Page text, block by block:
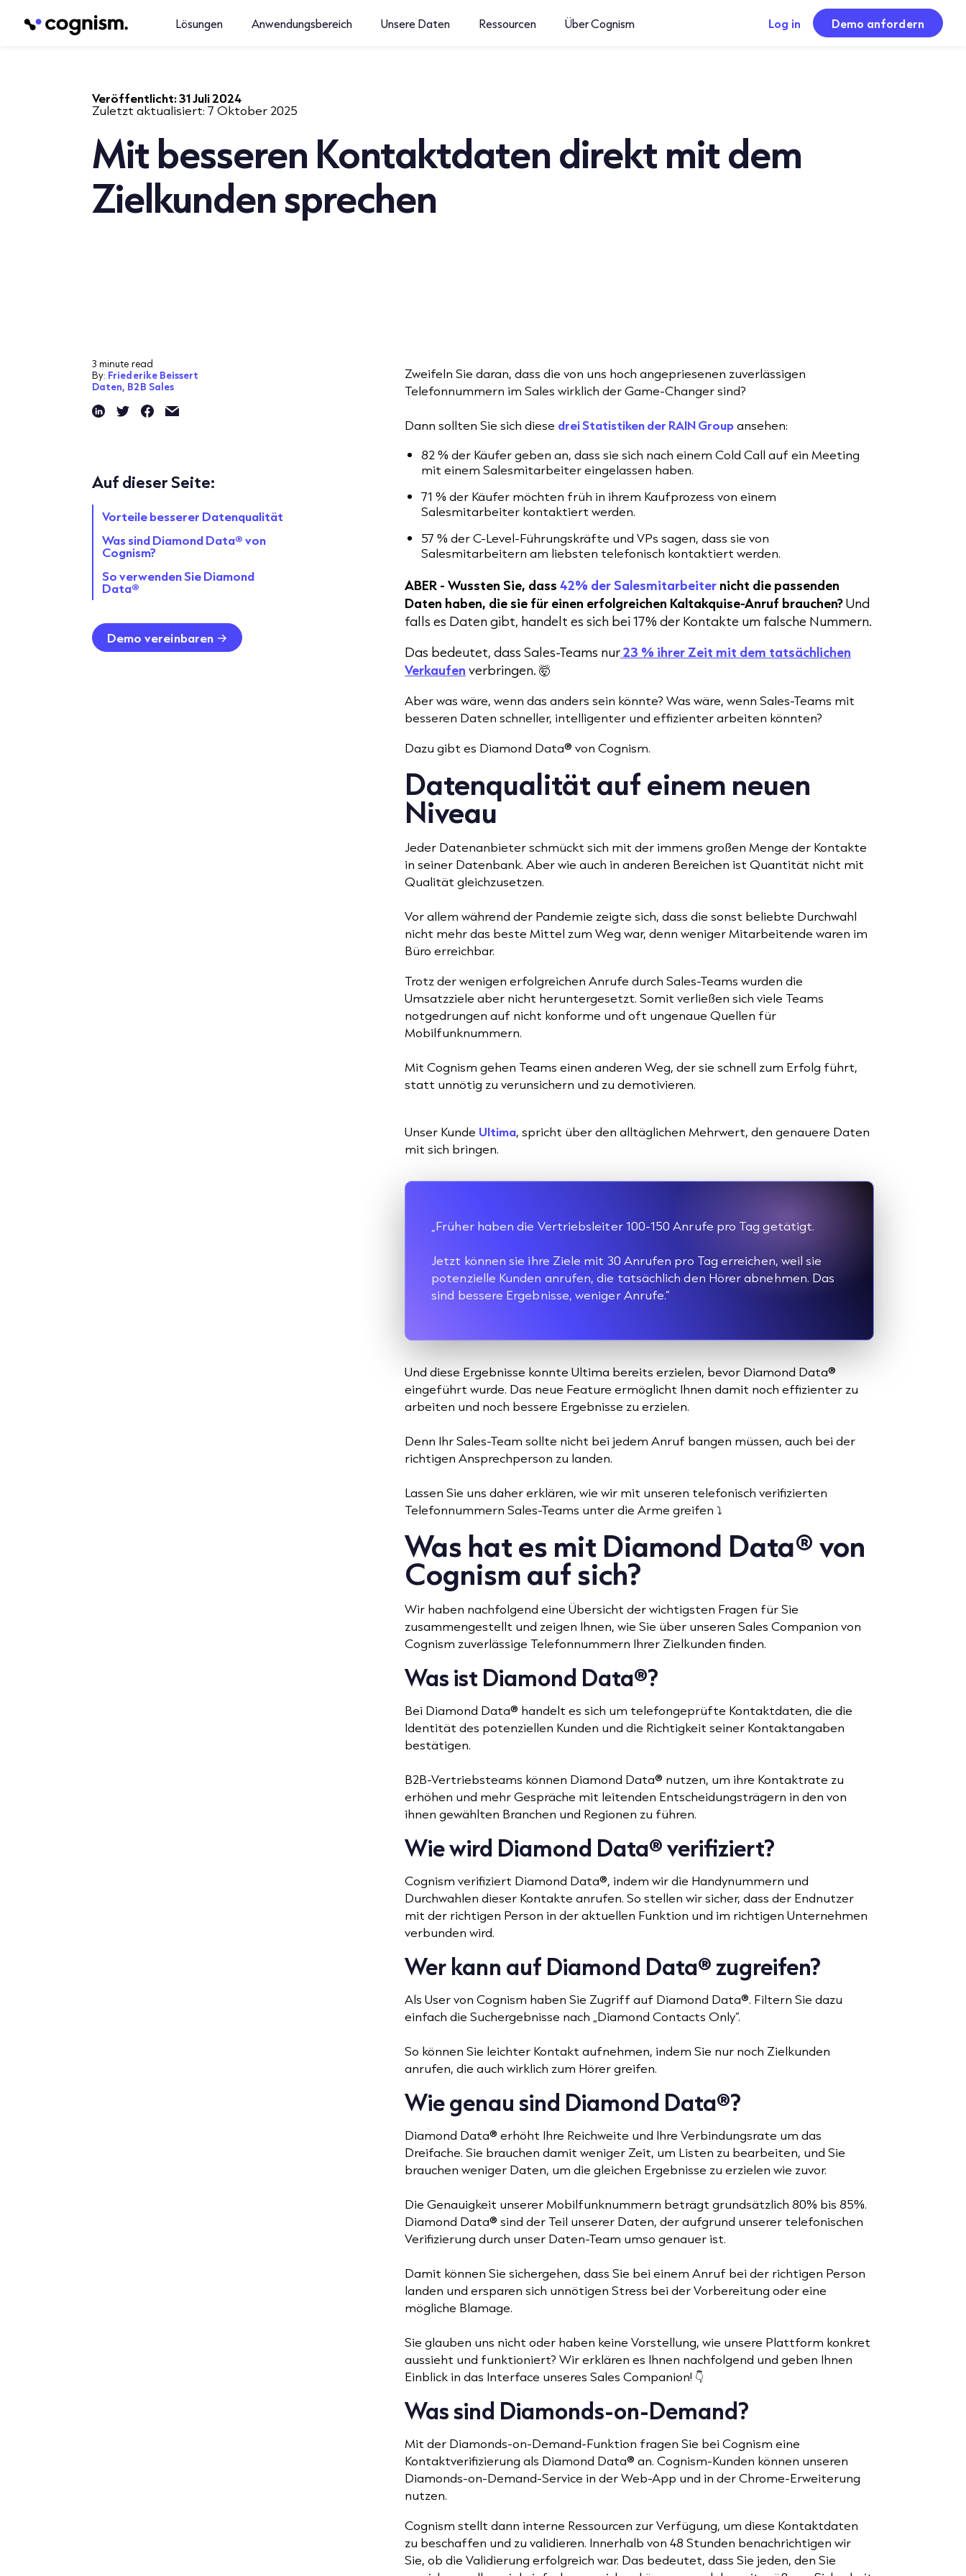
Lösungen Anwendungsbereich Unsere Daten Ressourcen Über Cognism Log in Demo anfordern
Veröffentlicht:31 Juli 2024
Zuletzt aktualisiert: 7 Oktober 2025
Mit besseren Kontaktdaten direkt mit dem
Zielkunden sprechen
3 minute read
By: Friederike Beissert
Daten, B2B Sales
Auf dieser Seite:
Vorteile besserer Datenqualität
Was sind Diamond Data® von
Cognism?
So verwenden Sie Diamond
Data®
Demo vereinbaren
Zweifeln Sie daran, dass die von uns hoch angepriesenen zuverlässigen
Telefonnummern im Sales wirklich der Game-Changer sind?
Dann sollten Sie sich diese drei Statistiken der RAIN Groupansehen:
82 % der Käufer geben an, dass sie sich nach einem Cold Call auf ein Meeting
mit einem Salesmitarbeiter eingelassen haben.
71 % der Käufer möchten früh in ihrem Kaufprozess von einem
Salesmitarbeiter kontaktiert werden.
57 % der C-Level-Führungskräfte und VPs sagen, dass sie von
Salesmitarbeitern am liebsten telefonisch kontaktiert werden.
ABER -Wussten Sie, dass42% der Salesmitarbeiter nicht die passenden
Daten haben, die sie für einen erfolgreichen Kaltakquise-Anruf brauchen?Und
falls es Daten gibt, handelt es sich bei 17% der Kontakte um falsche Nummern.
Das bedeutet, dass Sales-Teams nur23 % ihrer Zeit mit dem tatsächlichen
Verkaufen verbringen. 🤯
Aber was wäre, wenn das anders sein könnte? Was wäre, wenn Sales-Teams mit
besseren Daten schneller, intelligenter und effizienter arbeiten könnten?
Dazu gibt es Diamond Data® von Cognism.
Datenqualität auf einem neuen
Niveau
Jeder Datenanbieter schmückt sich mit der immens großen Menge der Kontakte
in seiner Datenbank. Aber wie auch in anderen Bereichen ist Quantität nicht mit
Qualität gleichzusetzen.
Vor allem während der Pandemie zeigte sich, dass die sonst beliebte Durchwahl
nicht mehr das beste Mittel zum Weg war, denn weniger Mitarbeitende waren im
Büro erreichbar.
Trotz der wenigen erfolgreichen Anrufe durch Sales-Teams wurden die
Umsatzziele aber nicht heruntergesetzt. Somit verließen sich viele Teams
notgedrungen auf nicht konforme und oft ungenaue Quellen für
Mobilfunknummern.
Mit Cognism gehen Teams einen anderen Weg, der sie schnell zum Erfolg führt,
statt unnötig zu verunsichern und zu demotivieren.
Unser Kunde Ultima, spricht über den alltäglichen Mehrwert, den genauere Daten
mit sich bringen.
„Früher haben die Vertriebsleiter 100-150 Anrufe pro Tag getätigt.
Jetzt können sie ihre Ziele mit 30 Anrufen pro Tag erreichen, weil sie
potenzielle Kunden anrufen, die tatsächlich den Hörer abnehmen. Das
sind bessere Ergebnisse, weniger Anrufe.“
Und diese Ergebnisse konnte Ultima bereits erzielen, bevor Diamond Data®
eingeführt wurde. Das neue Feature ermöglicht Ihnen damit noch effizienter zu
arbeiten und noch bessere Ergebnisse zu erzielen.
Denn Ihr Sales-Team sollte nicht bei jedem Anruf bangen müssen, auch bei der
richtigen Ansprechperson zu landen.
Lassen Sie uns daher erklären, wie wir mit unseren telefonisch verifizierten
Telefonnummern Sales-Teams unter die Arme greifen ⤵️
Was hat es mit Diamond Data® von
Cognism auf sich?
Wir haben nachfolgend eine Übersicht der wichtigsten Fragen für Sie
zusammengestellt und zeigen Ihnen, wie Sie über unseren Sales Companion von
Cognism zuverlässige Telefonnummern Ihrer Zielkunden finden.
Was ist Diamond Data®?
Bei Diamond Data® handelt es sich um telefongeprüfte Kontaktdaten, die die
Identität des potenziellen Kunden und die Richtigkeit seiner Kontaktangaben
bestätigen.
B2B-Vertriebsteams können Diamond Data® nutzen, um ihre Kontaktrate zu
erhöhen und mehr Gespräche mit leitenden Entscheidungsträgern in den von
ihnen gewählten Branchen und Regionen zu führen.
Wie wird Diamond Data® verifiziert?
Cognism verifiziert Diamond Data®, indem wir die Handynummern und
Durchwahlen dieser Kontakte anrufen. So stellen wir sicher, dass der Endnutzer
mit der richtigen Person in der aktuellen Funktion und im richtigen Unternehmen
verbunden wird.
Wer kann auf Diamond Data® zugreifen?
Als User von Cognism haben Sie Zugriff auf Diamond Data®. Filtern Sie dazu
einfach die Suchergebnisse nach „Diamond Contacts Only“.
So können Sie leichter Kontakt aufnehmen, indem Sie nur noch Zielkunden
anrufen, die auch wirklich zum Hörer greifen.
Wie genau sind Diamond Data®?
Diamond Data® erhöht Ihre Reichweite und Ihre Verbindungsrate um das
Dreifache. Sie brauchen damit weniger Zeit, um Listen zu bearbeiten, und Sie
brauchen weniger Daten, um die gleichen Ergebnisse zu erzielen wie zuvor.
Die Genauigkeit unserer Mobilfunknummern beträgt grundsätzlich 80% bis 85%.
Diamond Data® sind der Teil unserer Daten, der aufgrund unserer telefonischen
Verifizierung durch unser Daten-Team umso genauer ist.
Damit können Sie sichergehen, dass Sie bei einem Anruf bei der richtigen Person
landen und ersparen sich unnötigen Stress bei der Vorbereitung oder eine
mögliche Blamage.
Sie glauben uns nicht oder haben keine Vorstellung, wie unsere Plattform konkret
aussieht und funktioniert? Wir erklären es Ihnen nachfolgend und geben Ihnen
Einblick in das Interface unseres Sales Companion! 👇
Was sind Diamonds-on-Demand?
Mit der Diamonds-on-Demand-Funktion fragen Sie bei Cognism eine
Kontaktverifizierung als Diamond Data® an. Cognism-Kunden können unseren
Diamonds-on-Demand-Service in der Web-App und in der Chrome-Erweiterung
nutzen.
Cognism stellt dann interne Ressourcen zur Verfügung, um diese Kontaktdaten
zu beschaffen und zu validieren. Innerhalb von 48 Stunden benachrichtigen wir
Sie, ob die Validierung erfolgreich war. Das bedeutet, dass Sie jeden, den Sie